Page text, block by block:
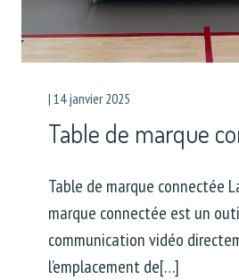
| 14 janvier 2025
Table de marque
Table de marque connectée
marque connectée est un
communication vidéo
l’emplacement de[…]